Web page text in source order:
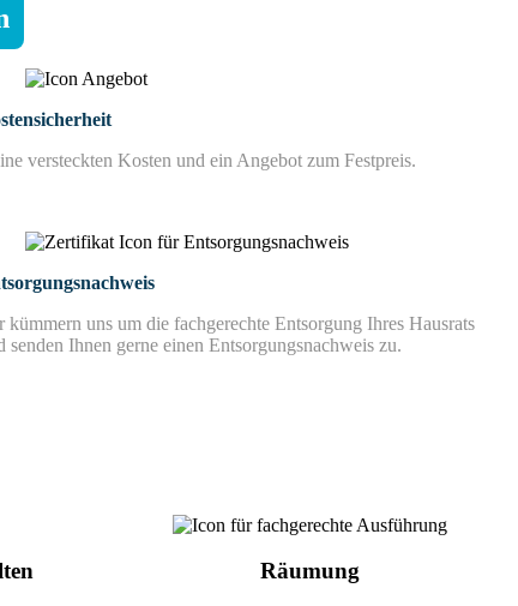
versteckten Kosten und ein Angebot zum Festpreis.
kümmern uns um die fachgerechte Entsorgung Ihres Hausrats
senden Ihnen gerne einen Entsorgungsnachweis zu.
Räumung